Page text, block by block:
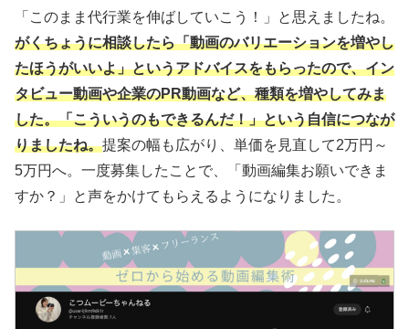
「このまま代行業を伸ばしていこう！」と思えましたね。
がくちょうに相談したら「動画のバリエーションを増やし
たほうがいいよ」というアドバイスをもらったので、イン
タビュー動画や企業のPR動画など、種類を増やしてみま
した。「こういうのもできるんだ！」という自信につなが
りましたね。提案の幅も広がり、単価を見直して2万円～
5万円へ。一度募集したことで、「動画編集お願いできま
すか？」と声をかけてもらえるようになりました。